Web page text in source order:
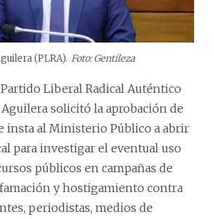
(PLRA). Foto: Gentileza
Liberal Radical Auténtico
solicitó la aprobación de
insta al Ministerio Público a abrir
para investigar el eventual uso
públicos en campañas de
y hostigamiento contra
periodistas, medios de